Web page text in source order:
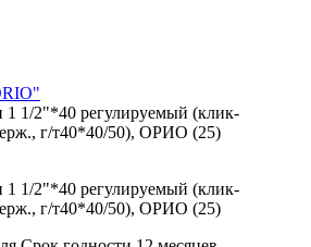
1/2"*40 регулируемый (клик-
г/т40*40/50), ОРИО (25)
1/2"*40 регулируемый (клик-
г/т40*40/50), ОРИО (25)